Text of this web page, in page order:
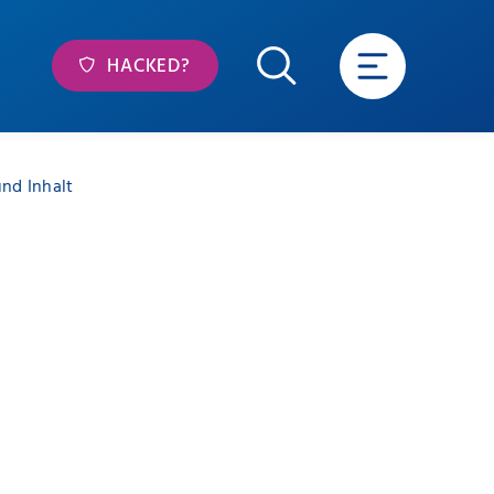
HACKED?
Inhalt